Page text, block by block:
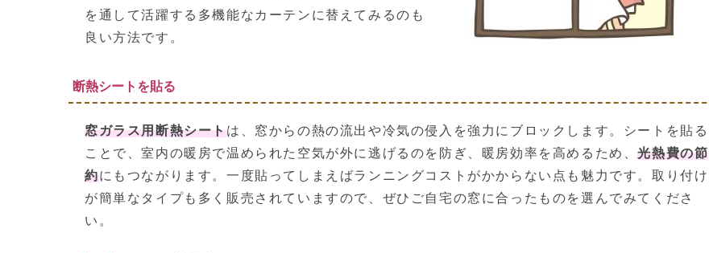
を通して活躍する多機能なカーテンに替えてみるのも
良い方法です。
断熱シートを貼る
窓ガラス用断熱シートは、窓からの熱の流出や冷気の侵入を強力にブロックします。シートを貼る
ことで、室内の暖房で温められた空気が外に逃げるのを防ぎ、暖房効率を高めるため、光熱費の節
約にもつながります。一度貼ってしまえばランニングコストがかからない点も魅力です。取り付け
が簡単なタイプも多く販売されていますので、ぜひご自宅の窓に合ったものを選んでみてくださ
い。